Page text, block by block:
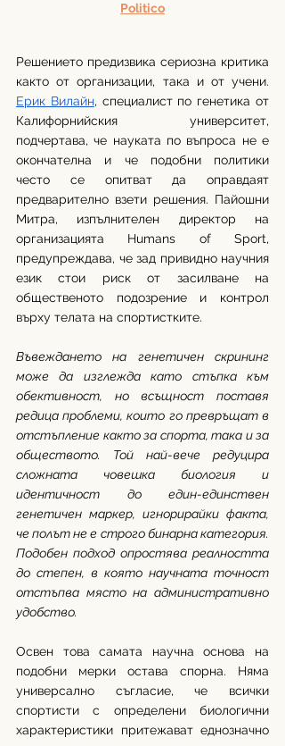
Politico
Решението предизвика сериозна критика
Ерик Вилайн, специалист по генетика от
Калифорнийския университет,
подчертава, че науката по въпроса не е
окончателна и че подобни политики
често се опитват да оправдаят
предварително взети решения. Пайошни
Митра, изпълнителен директор на
организацията Humans of Sport,
предупреждава, че зад привидно научния
език стои риск от засилване на
общественото подозрение и контрол
върху телата на спортистките.
Въвеждането на генетичен скрининг
може да изглежда като стъпка към
обективност, но всъщност поставя
редица проблеми, които го превръщат в
отстъпление както за спорта, така и за
обществото. Той най-вече редуцира
сложната човешка биология и
идентичност до един-единствен
генетичен маркер, игнорирайки факта,
че полът не е строго бинарна категория.
Подобен подход опростява реалността
до степен, в която научната точност
отстъпва място на административно
удобство.
Освен това самата научна основа на
подобни мерки остава спорна. Няма
универсално съгласие, че всички
спортисти с определени биологични
характеристики притежават еднозначно